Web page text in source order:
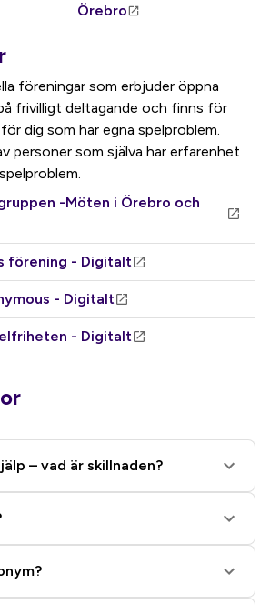
Örebro
föreningar som erbjuder öppna
frivilligt deltagande och finns för
dig som har egna spelproblem.
personer som själva har erfarenhet
-Möten i Örebro och
förening - Digitalt
- Digitalt
- Digitalt
– vad är skillnaden?